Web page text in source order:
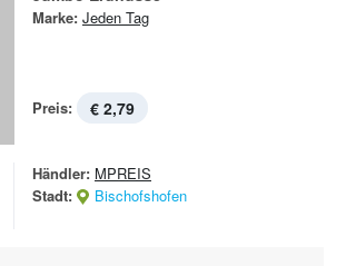
Marke: Jeden Tag
Preis: € 2,79
Händler: MPREIS
Stadt:
Bischofshofen